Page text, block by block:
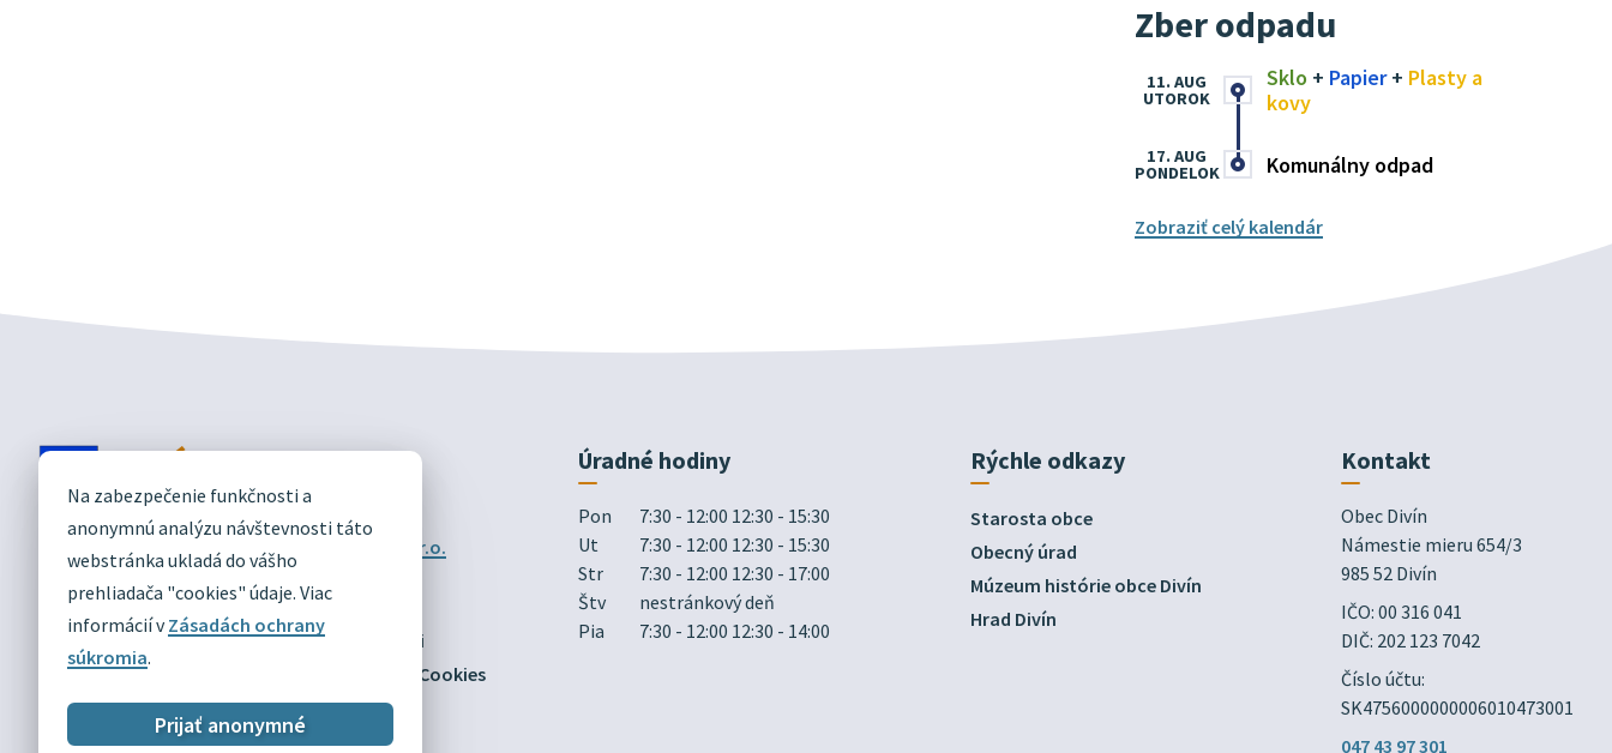
Na zabezpečenie funkčnosti a
anonymnú analýzu návštevnosti táto
webstránka ukladá do vášho
prehliadača "cookies" údaje. Viac
informácií vZásadách ochrany
súkromia.
Prijať anonymné
Zber odpadu
Sklo + Papier+ Plasty a
kovy
11. AUG
UTOROK
Komunálny odpad
17. AUG
PONDELOK
Zobraziť celý kalendár
DIVÍN
OFICIÁLNE STRÁNKY
Technický prevádzkovateľ:
Alphabet partner s.r.o.
Správca obsahu:Obec Divín
Posledná aktualizácia:03.08.2026
Mapa
Vyhlásenie o prístupnosti
Zásady ochrany osobných údajov
Nastaviť Cookies
Úradné hodiny
Pon
7:30 - 12:00 12:30 - 15:30
Ut
7:30 - 12:00 12:30 - 15:30
Str
7:30 - 12:00 12:30 - 17:00
Štv
nestránkový deň
Pia
7:30 - 12:00 12:30 - 14:00
Rýchle odkazy
Starosta obce
Obecný úrad
Múzeum histórie obce Divín
Hrad Divín
Kontakt
Obec Divín
Námestie mieru 654/3
985 52 Divín
IČO: 00 316 041
DIČ: 202 123 7042
Číslo účtu:
SK4756000000006010473001
047 43 97 301